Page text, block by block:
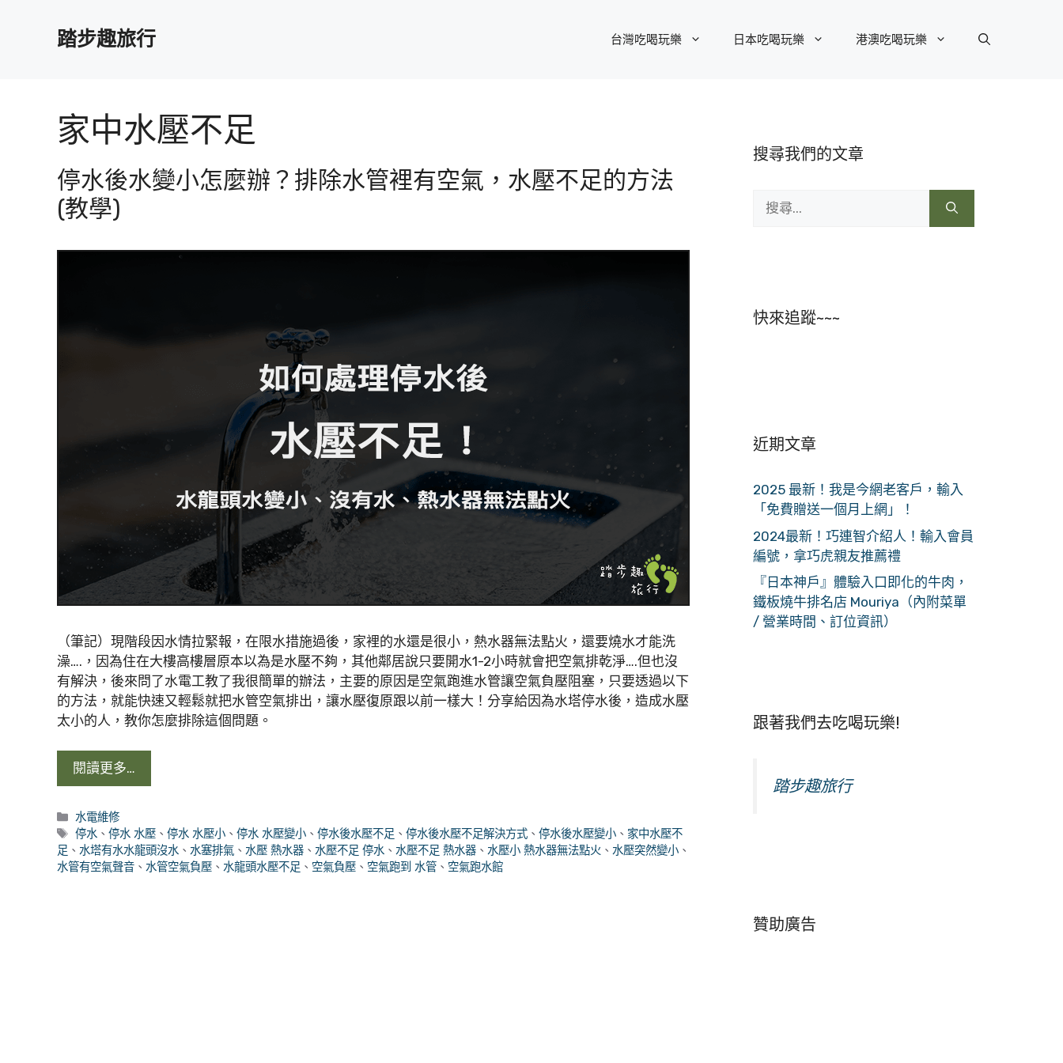
踏步趣旅行 台灣吃喝玩樂 日本吃喝玩樂 港澳吃喝玩樂
家中水壓不足
停水後水變小怎麼辦？排除水管裡有空氣，水壓不足的方法
(教學)
（筆記）現階段因水情拉緊報，在限水措施過後，家裡的水還是很小，熱水器無法點火，還要燒水才能洗
澡….，因為住在大樓高樓層原本以為是水壓不夠，其他鄰居說只要開水1-2小時就會把空氣排乾淨….但也沒
有解決，後來問了水電工教了我很簡單的辦法，主要的原因是空氣跑進水管讓空氣負壓阻塞，只要透過以下
的方法，就能快速又輕鬆就把水管空氣排出，讓水壓復原跟以前一樣大！分享給因為水塔停水後，造成水壓
太小的人，教你怎麼排除這個問題。
閱讀更多…
分
類
水電維修
標
籤
停水 、停水 水壓 、停水 水壓小 、停水 水壓變小 、停水後水壓不足 、停水後水壓不足解決方式 、停水後水壓變小 、 家中水壓不
足 、 水塔有水水龍頭沒水 、 水塞排氣 、 水壓 熱水器 、 水壓不足 停水 、 水壓不足 熱水器 、 水壓小 熱水器無法點火 、 水壓突然變小 、
水管有空氣聲音 、 水管空氣負壓 、 水龍頭水壓不足 、 空氣負壓 、 空氣跑到 水管 、 空氣跑水館
搜尋我們的文章
尋:
快來追蹤~~~
近期文章
2025 最新！我是今網老客戶，輸入
「免費贈送一個月上網」！
2024最新！巧連智介紹人！輸入會員
編號，拿巧虎親友推薦禮
『日本神戶』體驗入口即化的牛肉，
鐵板燒牛排名店 Mouriya（內附菜單
/ 營業時間、訂位資訊）
跟著我們去吃喝玩樂!
踏步趣旅行
贊助廣告